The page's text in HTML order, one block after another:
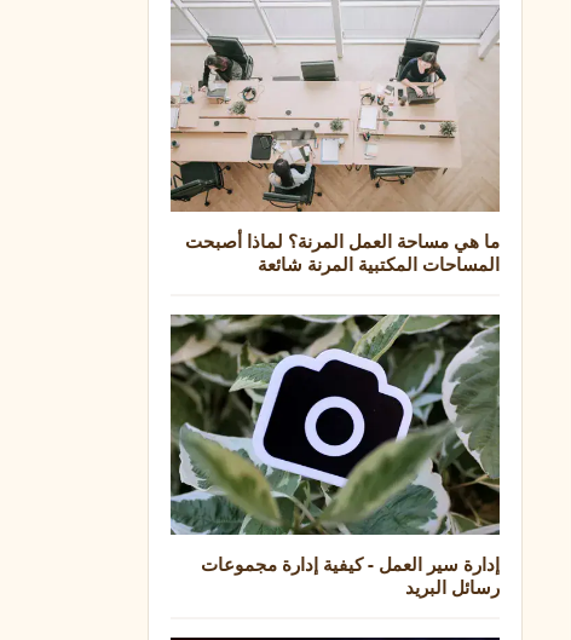
ما هي مساحة العمل المرنة؟ لماذا أصبحت
المساحات المكتبية المرنة شائعة
إدارة سير العمل - كيفية إدارة مجموعات
رسائل البريد